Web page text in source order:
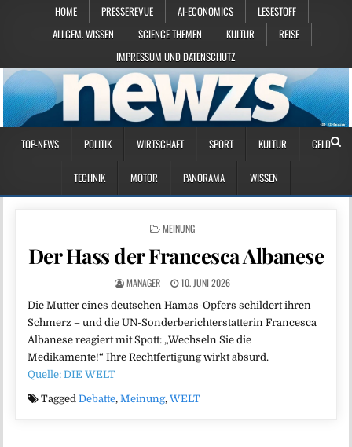
HOME PRESSEREVUE AI-ECONOMICS
LESESTOFF
ALLGEM. WISSEN
SCIENCE THEMEN KULTUR
REISE
IMPRESSUM UND DATENSCHUTZ
TOP-NEWS POLITIK WIRTSCHAFT SPORT KULTUR GELD
TECHNIK MOTOR PANORAMA WISSEN
POSTED IN
MEINUNG
Der Hass der Francesca Albanese
MANAGER 10. JUNI 2026
Die Mutter eines deutschen Hamas-Opfers schildert ihren
Schmerz – und die UN-Sonderberichterstatterin Francesca
Albanese reagiert mit Spott: „Wechseln Sie die
Medikamente!“ Ihre Rechtfertigung wirkt absurd.
Quelle: DIE WELT
TaggedDebatte,Meinung,WELT